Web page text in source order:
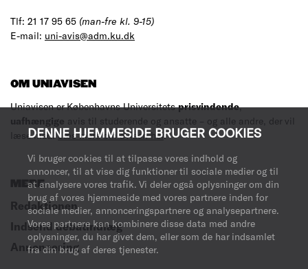
DENNE HJEMMESIDE BRUGER COOKIES
Vi bruger cookies til at tilpasse vores indhold og
annoncer, til at vise dig funktioner til sociale medier og til
at analysere vores trafik. Vi deler også oplysninger om din
brug af vores hjemmeside med vores partnere inden for
sociale medier, annonceringspartnere og analysepartnere.
Vores partnere kan kombinere disse data med andre
oplysninger, du har givet dem, eller som de har indsamlet
fra din brug af deres tjenester.
Tlf: 21 17 95 65 (man-fre kl. 9-15)
E-mail: uni-avis@adm.ku.dk
OM UNIAVISEN
Uniavisen er Københavns Universitetsprisvindende,
uafhængige avis til studerende og ansatte – og alle andre, der vil
læse med.Læs mere om avisen her.
MERE
Redaktionen
Indsend debatindlæg
Annoncering